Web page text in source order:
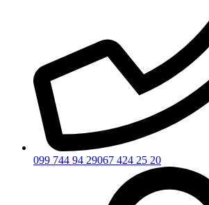
099 744 94 29067 424 25 20